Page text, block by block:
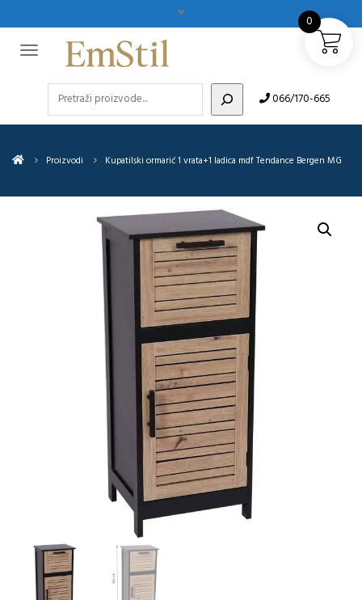
066/170-665
Proizvodi Kupatilski ormarić 1 vrata+1 ladica mdf Tendance Bergen MG
0